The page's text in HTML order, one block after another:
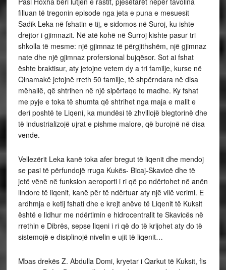
filluan të tregonin episode nga jeta e puna e mesuesit
Sadik Leka në fshatin e tij, e sidomos në Suroj, ku ishte
drejtor i gjimnazit. Në atë kohë në Surroj kishte pasur tri
shkolla të mesme: një gjimnaz të përgjithshëm, një gjimnaz
nate dhe një gjimnaz profersional bujqësor. Sot ai fshat
ështe braktisur, aty jetojne vetem dy a tri familje, kurse në
Qinamakë jetojnë rreth 50 familje, të shpërndara në disa
mëhallë, që shtrihen në një sipërfaqe te madhe. Ky fshat
me pyje e toka të shumta që shtrihet nga maja e malit e
deri poshtë te Liqeni, ka mundësi të zhvillojë blegtorinë dhe
të industrializojë ujrat e pishme malore, që burojnë në disa
vende.
Vellezërit Leka kanë toka afer bregut të liqenit dhe mendoj
se pasi të përfundojë rruga Kukës- Bicaj-Skavicë dhe të
jetë vënë në funksion aeroporti i ri që po ndërtohet në anën
lindore të liqenit, kanë për të ndërtuar aty një vilë verimi. E
ardhmja e ketij fshati dhe e krejt anëve të Liqenit të Kuksit
është e lidhur me ndërtimin e hidrocentralit te Skavicës në
rrethin e Dibrës, sepse liqeni i ri që do të krijohet aty do të
sistemojë e disiplinojë nivelin e ujit të liqenit…
Mbas drekës Z. Abdulla Domi, kryetar i Qarkut të Kuksit, fis